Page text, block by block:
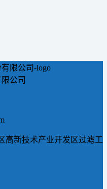
公司
高新技术产业开发区过滤工